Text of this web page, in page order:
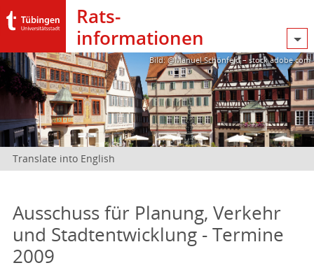
Rats­
informationen
Bild: @Manuel Schönfeld – stock.adobe.com
Translate into English
Ausschuss für Planung, Verkehr
und Stadtentwicklung - Termine
2009